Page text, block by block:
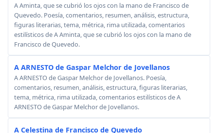
A Aminta, que se cubrió los ojos con la mano de Francisco de
Quevedo. Poesía, comentarios, resumen, análisis, estructura,
figuras literarias, tema, métrica, rima utilizada, comentarios
estilísticos de A Aminta, que se cubrió los ojos con la mano de
Francisco de Quevedo.
A ARNESTO de Gaspar Melchor de Jovellanos
A ARNESTO de Gaspar Melchor de Jovellanos. Poesía,
comentarios, resumen, análisis, estructura, figuras literarias,
tema, métrica, rima utilizada, comentarios estilísticos de A
ARNESTO de Gaspar Melchor de Jovellanos.
A Celestina de Francisco de Quevedo